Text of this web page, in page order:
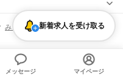
龍ケ崎市下妻市常総市常陸太田市
かすみがうら市
神栖市
茨城郡那珂郡 稲敷郡結城郡
く駅荒川沖駅 神立駅高浜駅
水戸駅
東海駅
駅 南中郷駅 大津港駅
ガチャガチャ
みらい平駅
交通費支給のアルバ
新着求人を受け取る
プライバシーポリシー
メッセージ マイページ